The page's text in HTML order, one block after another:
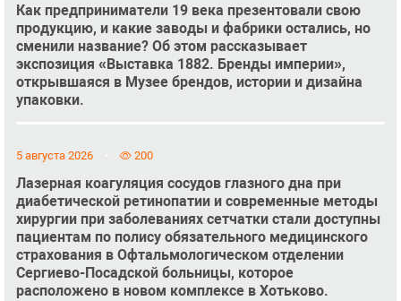
Как предприниматели 19 века презентовали свою
продукцию, и какие заводы и фабрики остались, но
сменили название? Об этом рассказывает
экспозиция «Выставка 1882. Бренды империи»,
открывшаяся в Музее брендов, истории и дизайна
упаковки.
5 августа 2026 200
Лазерная коагуляция сосудов глазного дна при
диабетической ретинопатии и современные методы
хирургии при заболеваниях сетчатки стали доступны
пациентам по полису обязательного медицинского
страхования в Офтальмологическом отделении
Сергиево-Посадской больницы, которое
расположено в новом комплексе в Хотьково.